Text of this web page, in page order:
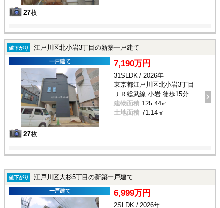
27枚
値下がり 江戸川区北小岩3丁目の新築一戸建て
一戸建て
27枚
7,190万円
31SLDK / 2026年
東京都江戸川区北小岩3丁目
ＪＲ総武線 小岩 徒歩15分
建物面積 125.44㎡
土地面積 71.14㎡
値下がり 江戸川区大杉5丁目の新築一戸建て
一戸建て 6,999万円
2SLDK / 2026年